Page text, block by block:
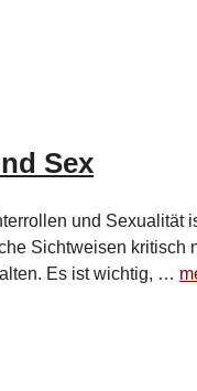
Sex
und Sexualität
Sichtweisen
Es ist wichtig, …